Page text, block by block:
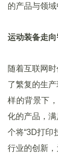
的产品与领域
运动装备走
随着互联网
了繁复的生
样的背景下
化的产品，
个将“3D打印
行业的创新